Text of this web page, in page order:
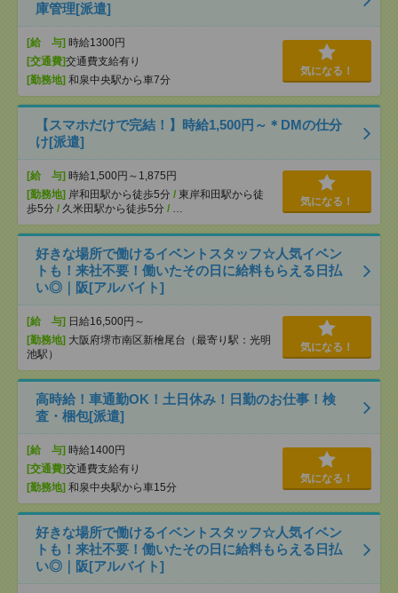
庫管理[派遣]
[給 与] 時給1300円
[交通費]交通費支給有り
[勤務地] 和泉中央駅から車7分
気になる！
【スマホだけで完結！】時給1,500円～＊DMの仕分
け[派遣]
[給 与] 時給1,500円～1,875円
[勤務地] 岸和田駅から徒歩5分 / 東岸和田駅から徒
歩5分 / 久米田駅から徒歩5分 / …
気になる！
好きな場所で働けるイベントスタッフ☆人気イベン
トも！来社不要！働いたその日に給料もらえる日払
い◎｜阪[アルバイト]
[給 与] 日給16,500円～
[勤務地] 大阪府堺市南区新檜尾台（最寄り駅：光明
池駅）
気になる！
高時給！車通勤OK！土日休み！日勤のお仕事！検
査・梱包[派遣]
[給 与] 時給1400円
[交通費]交通費支給有り
[勤務地] 和泉中央駅から車15分
気になる！
好きな場所で働けるイベントスタッフ☆人気イベン
トも！来社不要！働いたその日に給料もらえる日払
い◎｜阪[アルバイト]